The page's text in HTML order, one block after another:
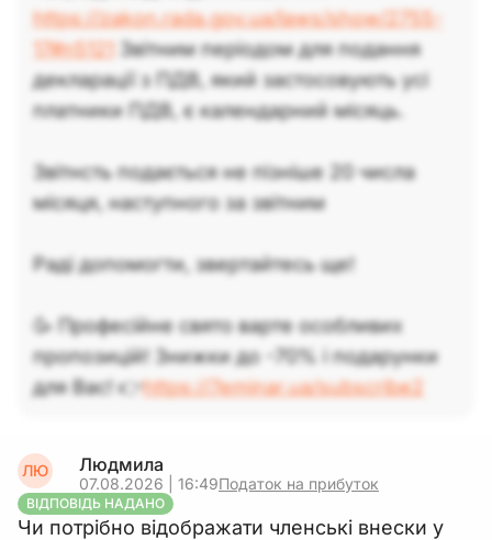
https://zakon.rada.gov.ua/laws/show/2755-
17#n5121
Звітним періодом для подання
декларації з ПДВ, який застосовують усі
платники ПДВ, є календарний місяць.
Звітнсть подається не пізніше 20 числа
місяця, наступного за звітним
Раді допомогти, звертайтесь ще!
🥳 Професійне свято варте особливих
пропозицій! Знижки до -70% і подарунки
для Вас! 👉https://7eminar.ua/subscribe2
ЛЮ Людмила
07.08.2026 | 16:49Податок на прибуток
ВІДПОВІДЬ НАДАНО
Чи потрібно відображати членські внески у